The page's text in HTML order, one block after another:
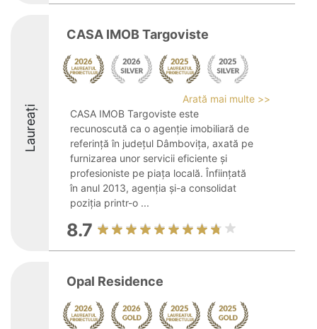
Laureați
CASA IMOB Targoviste
Arată mai multe >>
CASA IMOB Targoviste este
recunoscută ca o agenție imobiliară de
referință în județul Dâmbovița, axată pe
furnizarea unor servicii eficiente și
profesioniste pe piața locală. Înființată
în anul 2013, agenția și-a consolidat
poziția printr-o ...
8.7
Opal Residence